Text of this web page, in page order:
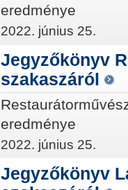
eredménye
2022. június 25.
Jegyzőkönyv
szakaszáról
eredménye
2022. június 25.
Jegyzőkönyv